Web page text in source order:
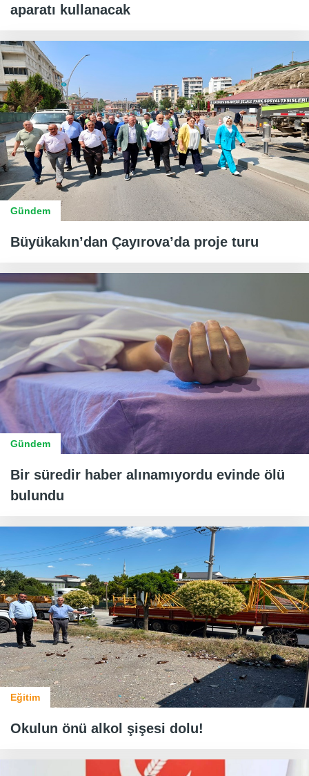
aparatı kullanacak
Gündem
Büyükakın’dan Çayırova’da proje turu
Gündem
Bir süredir haber alınamıyordu evinde ölü
bulundu
Eğitim
Okulun önü alkol şişesi dolu!